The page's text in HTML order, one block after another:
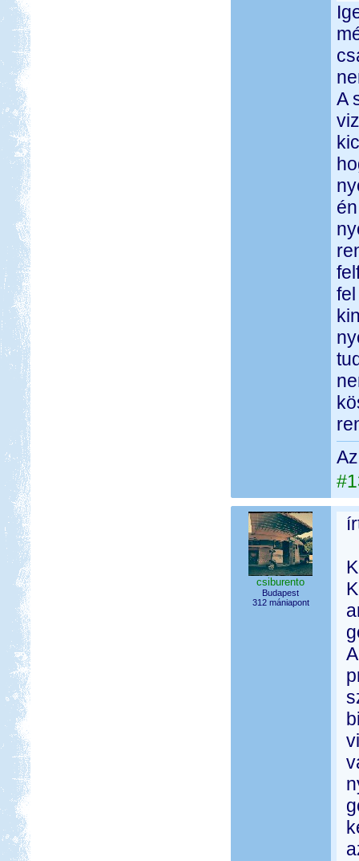
A
csiburento
Budapest
312 mániapont